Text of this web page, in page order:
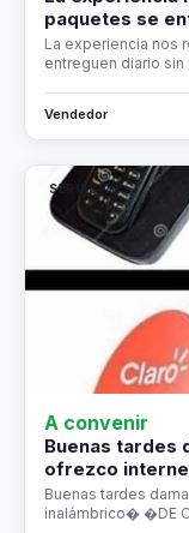
paquetes se
La experiencia nos
entreguen diario
Vendedor
SERVICIOS
A convenir
Buenas tardes
ofrezco
Buenas tardes
inalámbrico� �DE